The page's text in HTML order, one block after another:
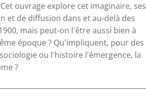
ouvrage explore cet imaginaire, ses
et de diffusion dans et au-delà des
mais peut-on l'être aussi bien à
époque ? Qu'impliquent, pour des
ou l'histoire l'émergence, la
?